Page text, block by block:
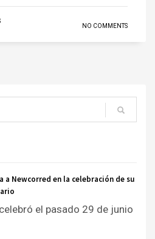
NO COMMENTS
a Newcorred en la celebración de su
el pasado 29 de junio